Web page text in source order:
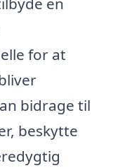
for at
bidrage til
beskytte